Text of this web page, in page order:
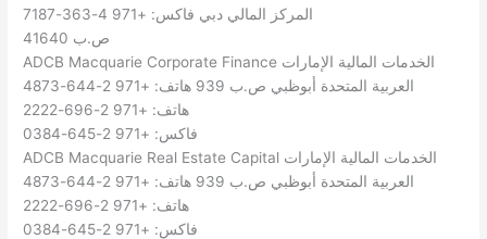
المركز المالي دبي فاكس: +971 4-363-7187
ص.ب 41640
ADCB Macquarie Corporate Finance الخدمات المالية الإمارات
العربية المتحدة أبوظبي ص.ب 939 هاتف: +971 2-644-4873
هاتف: +971 2-696-2222
فاكس: +971 2-645-0384
ADCB Macquarie Real Estate Capital الخدمات المالية الإمارات
العربية المتحدة أبوظبي ص.ب 939 هاتف: +971 2-644-4873
هاتف: +971 2-696-2222
فاكس: +971 2-645-0384